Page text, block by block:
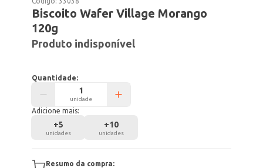
Biscoito Wafer Village Morango
120g
Produto indisponível
Quantidade:
unidade
Adicione mais:
+5
unidades
+10
unidades
Resumo da compra: